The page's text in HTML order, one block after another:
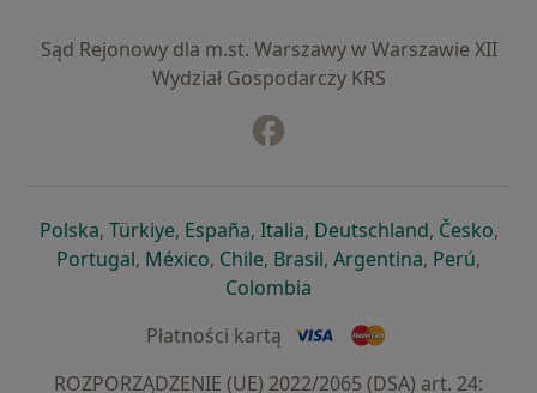
Sąd Rejonowy dla m.st. Warszawy w Warszawie XII
Wydział Gospodarczy KRS
Polskaotwiera się w nowej karcie
, Türkiyeotwiera się w nowej karcie
, Españaotwiera się w nowej karcie
, Italiaotwiera się w nowej
, Deutschlandotwiera się
, Česko,
Portugalotwiera się w nowej karcie
, Méxicootwiera się w nowej karcie
, Chileotwiera się w nowej karcie
, Brasilotwiera się w nowej
, Argentinaotwiera się
, Perú,
Colombia
Płatności kartą
ROZPORZĄDZENIE (UE) 2022/2065 (DSA) art. 24: